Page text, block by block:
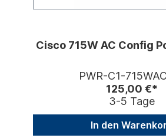
Cisco 715W AC Config
PWR-C1-
125,00 €*
3-5 Tage
In den